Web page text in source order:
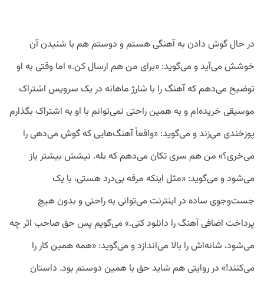
در حال گوش دادن به آهنگی هستم و دوستم هم با شنیدن آن
خوشش می‌آید و می‌گوید: «برای من هم ارسال کن.» اما وقتی به او
توضیح می‌دهم که آهنگ را با شارژ ماهانه در یک سرویس اشتراک
موسیقی خریده‌ام و به همین راحتی نمی‌توانم با او به اشتراک بگذارم
پوزخندی می‌زند و می‌گوید: «واقعاً آهنگ‌هایی که گوش می‌دهی را
می‌خری؟» من هم سری تکان می‌دهم که بله. نیشش بیشتر باز
می‌شود و می‌گوید: «مثل اینکه مرفه بی‌درد هستی، با یک
جست‌وجوی ساده در اینترنت می‌توانی به راحتی و بدون هیچ
پرداخت اضافی آهنگ را دانلود کنی.» می‌گویم پس حق صاحب اثر چه
می‌شود، شانه‌اش را بالا می‌اندازد و می‌گوید: «همه همین کار را
می‌کنند!» در روایتی هم شاید حق با همین دوستم بود. داستان